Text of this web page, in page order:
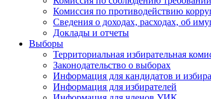
Комиссия по противодействию
Сведения о доходах, расходах, об
Доклады и отчеты
Выборы
Территориальная избирательная
Законодательство о выборах
Информация для кандидатов и
Информация для избирателей